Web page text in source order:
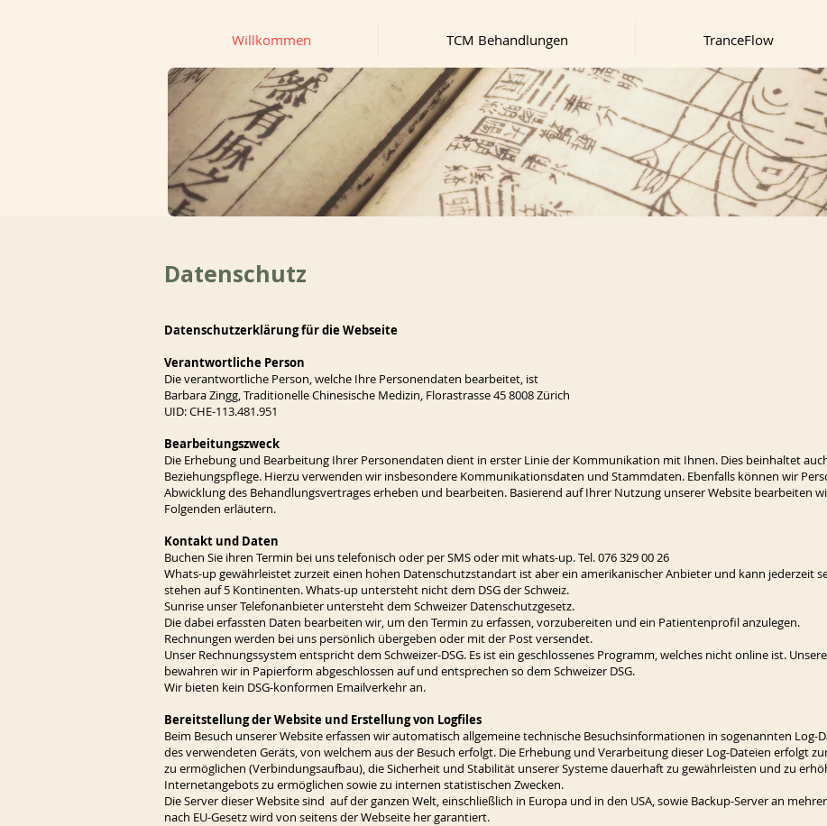
Willkommen TCM Behandlungen TranceFlow
Datenschutz
Datenschutzerklärung für die Webseite
Verantwortliche Person
Die verantwortliche Person, welche Ihre Personendaten bearbeitet, ist
Barbara Zingg, Traditionelle Chinesische Medizin, Florastrasse 45 8008 Zürich
UID: CHE-113.481.951
Bearbeitungszweck
Die Erhebung und Bearbeitung Ihrer Personendaten dient in erster Linie der Kommunikation mit Ihnen. Dies beinhaltet
Beziehungspflege. Hierzu verwenden wir insbesondere Kommunikationsdaten und Stammdaten. Ebenfalls können wir
Abwicklung des Behandlungsvertrages erheben und bearbeiten. Basierend auf Ihrer Nutzung unserer Website bearbeiten
Folgenden erläutern.
Kontakt und Daten
Buchen Sie ihren Termin bei uns telefonisch oder per SMS oder mit whats-up. Tel. 076 329 00 26
Whats-up gewährleistet zurzeit einen hohen Datenschutzstandart ist aber ein amerikanischer Anbieter und kann jederzeit
stehen auf 5 Kontinenten. Whats-up untersteht nicht dem DSG der Schweiz.
Sunrise unser Telefonanbieter untersteht dem Schweizer Datenschutzgesetz.
Die dabei erfassten Daten bearbeiten wir, um den Termin zu erfassen, vorzubereiten und ein Patientenprofil anzulegen.
Rechnungen werden bei uns persönlich übergeben oder mit der Post versendet.
Unser Rechnungssystem entspricht dem Schweizer-DSG. Es ist ein geschlossenes Programm, welches nicht online ist.
bewahren wir in Papierform abgeschlossen auf und entsprechen so dem Schweizer DSG.
Wir bieten kein DSG-konformen Emailverkehr an.
Bereitstellung der Website und Erstellung von Logfiles
Beim Besuch unserer Website erfassen wir automatisch allgemeine technische Besuchsinformationen in sogenannten Log-
des verwendeten Geräts, von welchem aus der Besuch erfolgt. Die Erhebung und Verarbeitung dieser Log-Dateien erfolgt
zu ermöglichen (Verbindungsaufbau), die Sicherheit und Stabilität unserer Systeme dauerhaft zu gewährleisten und zu
Internetangebots zu ermöglichen sowie zu internen statistischen Zwecken.
Die Server dieser Website sind auf der ganzen Welt, einschließlich in Europa und in den USA, sowie Backup-Server an
nach EU-Gesetz wird von seitens der Webseite her garantiert.